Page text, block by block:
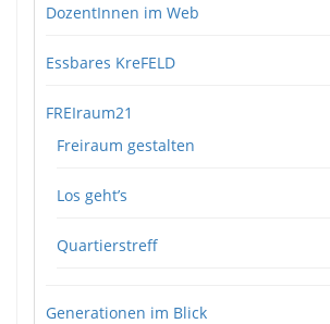
DozentInnen im Web
Essbares KreFELD
FREIraum21
Freiraum gestalten
Los geht’s
Quartierstreff
Generationen im Blick